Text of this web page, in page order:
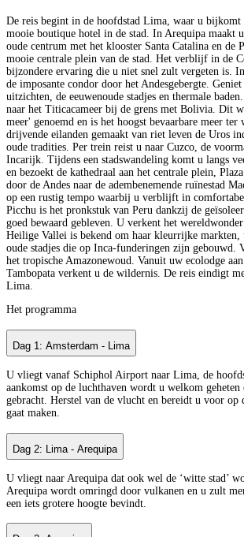
De reis begint in de hoofdstad Lima, waar u bijkomt
mooie boutique hotel in de stad. In Arequipa maakt
oude centrum met het klooster Santa Catalina en de
mooie centrale plein van de stad. Het verblijf in de
bijzondere ervaring die u niet snel zult vergeten is.
de imposante condor door het Andesgebergte.
uitzichten, de eeuwenoude stadjes en thermale
naar het Titicacameer bij de grens met Bolivia. Dit
meer' genoemd en is het hoogst bevaarbare meer ter
drijvende eilanden gemaakt van riet leven de Uros
oude tradities. Per trein reist u naar Cuzco, de
Incarijk. Tijdens een stadswandeling komt u langs
en bezoekt de kathedraal aan het centrale plein,
door de Andes naar de adembenemende ruïnestad
op een rustig tempo waarbij u verblijft in
Picchu is het pronkstuk van Peru dankzij de
goed bewaard gebleven. U verkent het
Heilige Vallei is bekend om haar kleurrijke markten,
oude stadjes die op Inca-funderingen zijn gebouwd.
het tropische Amazonewoud. Vanuit uw ecolodge
Tambopata verkent u de wildernis. De reis eindigt
Lima.
Het programma
Dag 1: Amsterdam - Lima
U vliegt vanaf Schiphol Airport naar Lima, de
aankomst op de luchthaven wordt u welkom geheten
gebracht. Herstel van de vlucht en bereidt u voor op
gaat maken.
Dag 2: Lima - Arequipa
U vliegt naar Arequipa dat ook wel de ‘witte stad’
Arequipa wordt omringd door vulkanen en u zult
een iets grotere hoogte bevindt.